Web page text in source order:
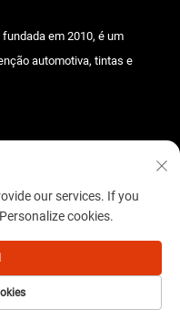
em 2010, é um
automotiva, tintas e
Chemical Co., Ltd. Todos os
our services. If you
cookies.